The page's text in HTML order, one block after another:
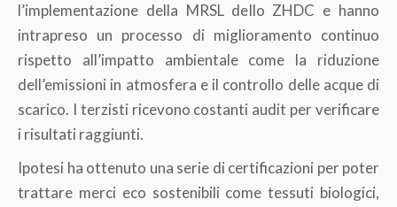
l’implementazione della MRSL dello ZHDC e hanno
intrapreso un processo di miglioramento continuo
rispetto all’impatto ambientale come la riduzione
dell’emissioni in atmosfera e il controllo delle acque di
scarico. I terzisti ricevono costanti audit per verificare
i risultati raggiunti.
Ipotesi ha ottenuto una serie di certificazioni per poter
trattare merci eco sostenibili come tessuti biologici,